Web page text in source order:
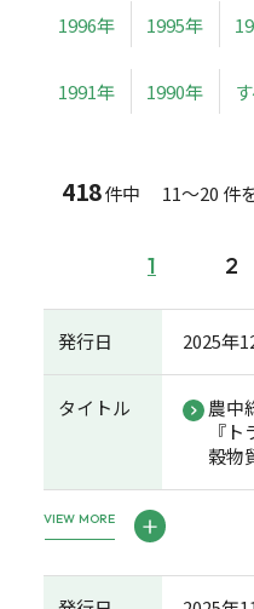
1996年 1995年
1991年 1990年
418件中 11～20 件
1 2
発行日 2025年
タイトル
農中
『
穀物
VIEW MORE